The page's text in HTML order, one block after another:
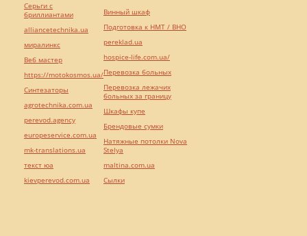
Серьги с
бриллиантами
alliancetechnika.ua
миралинкс
Веб мастер
https://motokosmos.ua/
Синтезаторы
agrotechnika.com.ua
perevod.agency
europeservice.com.ua
mk-translations.ua
текст юа
kievperevod.com.ua
Винный шкаф
Подготовка к НМТ / ВНО
pereklad.ua
hospice-life.com.ua/
Перевозка больных
Перевозка лежачих
больных за границу
Шкафы купе
Брендовые сумки
Натяжные потолки Nova
Stelya
maltina.com.ua
Cылки